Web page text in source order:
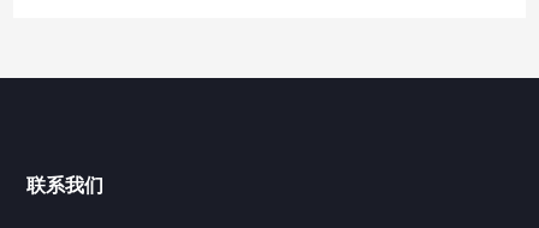
联系我们